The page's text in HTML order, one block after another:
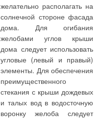
желательно располагать на
солнечной стороне фасада
дома. Для огибания
желобами углов крыши
дома следует использовать
угловые (левый и правый)
элементы. Для обеспечения
преимущественного
стекания с крыши дождевых
и талых вод в водосточную
воронку желоба следует
обслуживаемом
помещении, при этом
эффективность работы
таких установок будет выше,
чем у блоков FDU-F
аналогичной
производительности по
воздуху. В установках SAF
имеется перекрестный
пластинчатый рекуператор,
который подогревает
переключающим клапаном.
Ручной выпуск воздуха из
полости торцового
уплотнения возможен через
встроенный воздушный
клапан. Возможен выбор как
одиночного режима работы
(работа в резервном
режиме), так и
параллельного режима
(переключение на пиковую